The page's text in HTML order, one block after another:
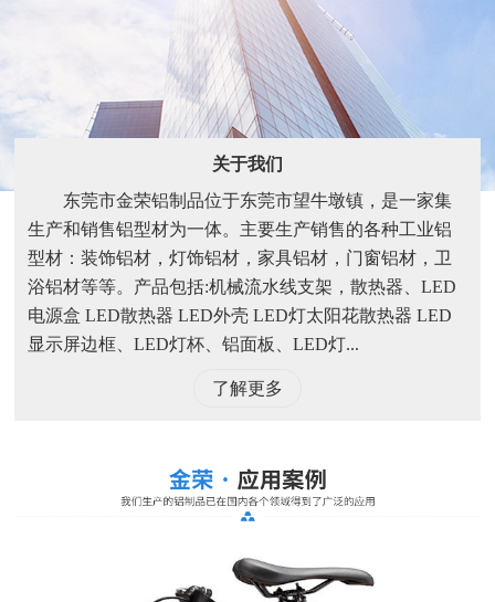
关于我们
东莞市金荣铝制品位于东莞市望牛墩镇，是一家集
生产和销售铝型材为一体。主要生产销售的各种工业铝
型材：装饰铝材，灯饰铝材，家具铝材，门窗铝材，卫
浴铝材等等。产品包括:机械流水线支架，散热器、LED
电源盒 LED散热器 LED外壳 LED灯太阳花散热器 LED
显示屏边框、LED灯杯、铝面板、LED灯...
了解更多